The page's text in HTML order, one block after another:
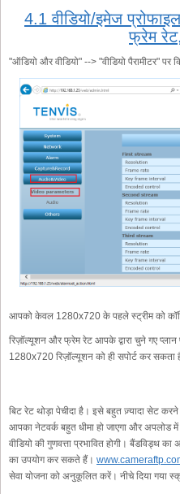
4.1 वीडियो/इमेज
फ्रेम
"ऑडियो और वीडियो" --> "वीडियो पैरामीटर"
आपको केवल 1280x720 के पहले स्ट्रीम को
रिज़ॉल्यूशन और फ्रेम रेट आपके द्वारा चुने गए
1280x720 रिज़ॉल्यूशन को ही सपोर्ट कर सकता
बिट रेट थोड़ा पेचीदा है। इसे बहुत ज़्यादा सेट
आपका नेटवर्क बहुत धीमा हो जाएगा और
वीडियो की गुणवत्ता प्रभावित होगी।
का उपयोग कर सकते हैं।
सेवा योजना को अनुकूलित करें। नीचे दिया गया